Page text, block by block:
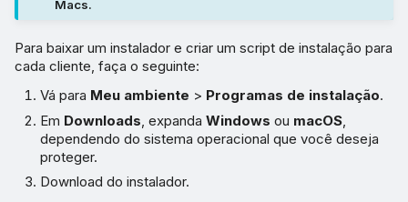
Macs.
Para baixar um instalador e criar um script de instalação para
cada cliente, faça o seguinte:
Vá para Meu ambiente > Programas de instalação.
Em Downloads , expandaWindows ou macOS
dependendo do sistema operacional que você deseja
proteger.
Download do instalador.